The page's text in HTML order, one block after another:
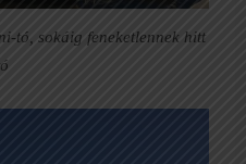
tó, sokáig feneketlennek hitt